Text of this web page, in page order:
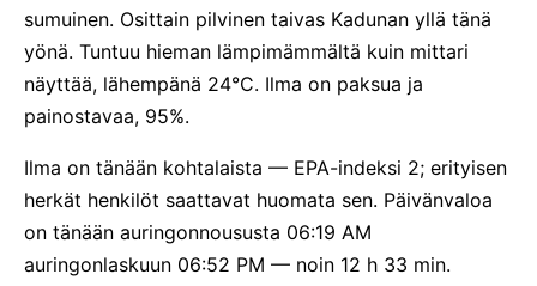
sumuinen. Osittain pilvinen taivas Kadunan yllä tänä
yönä. Tuntuu hieman lämpimämmältä kuin mittari
näyttää, lähempänä 24°C. Ilma on paksua ja
painostavaa, 95%.
Ilma on tänään kohtalaista — EPA-indeksi 2; erityisen
herkät henkilöt saattavat huomata sen. Päivänvaloa
on tänään auringonnoususta 06:19 AM
auringonlaskuun 06:52 PM — noin 12 h 33 min.